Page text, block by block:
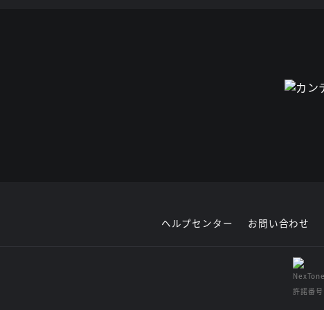
ヘルプセンター お問い合わせ